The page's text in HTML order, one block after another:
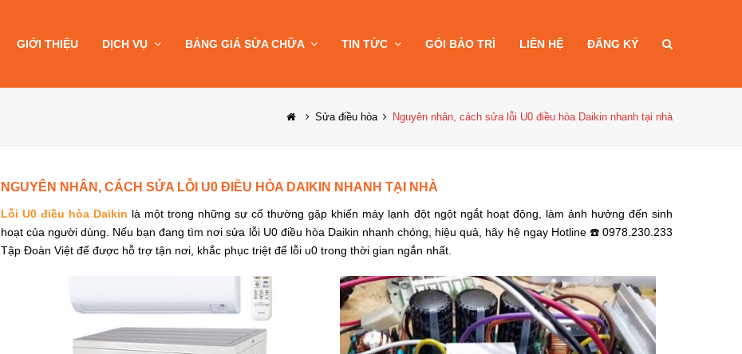
GIỚI THIỆU DỊCH VỤ BẢNG GIÁ SỬA CHỮA TIN TỨC GÓI BẢO TRÌ LIÊN HỆ ĐĂNG KÝ
Sửa điều hòa Nguyên nhân, cách sửa lỗi U0 điều hòa Daikin nhanh tại nhà
NGUYÊN NHÂN, CÁCH SỬA LỖI U0 ĐIỀU HÒA DAIKIN NHANH TẠI NHÀ
Lỗi U0 điều hòa Daikin là một trong những sự cố thường gặp khiến máy lạnh đột ngột ngắt hoạt động, làm ảnh hưởng đến sinh
hoạt của người dùng. Nếu bạn đang tìm nơisửa lỗi U0 điều hòa Daikin nhanh chóng, hiệu quả, hãy hệ ngay Hotline ☎️ 0978.230.233
Tập Đoàn Việt để được hỗ trợ tận nơi, khắc phục triệt để lỗi u0 trong thời gian ngắn nhất.